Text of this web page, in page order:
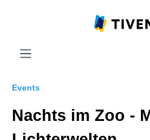
Events
Nachts im Zoo -